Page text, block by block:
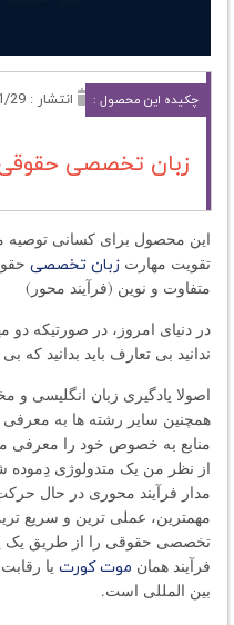
چکیده این محصول : انتشار : 1401/11/29
زبان تخصصی
این محصول برای کسانی توصیه
تقویت مهارت زبان تخصصی
متفاوت و نوین (فرآیند محور)
در دنیای امروز، در صورتیکه دو
ندانید بی تعارف باید بدانید که
اصولا یادگیری زبان انگلیسی
همچنین سایر رشته ها به معرفی
منابع به خصوص خود را معرفی
از نظر من یک متدولوژی دِموده
مدار فرآیند محوری در حال
مهمترین، عملی ترین و سریع
تخصصی حقوقی را از طریق یک
فرآیند همان موت کورت یا
بین المللی است.